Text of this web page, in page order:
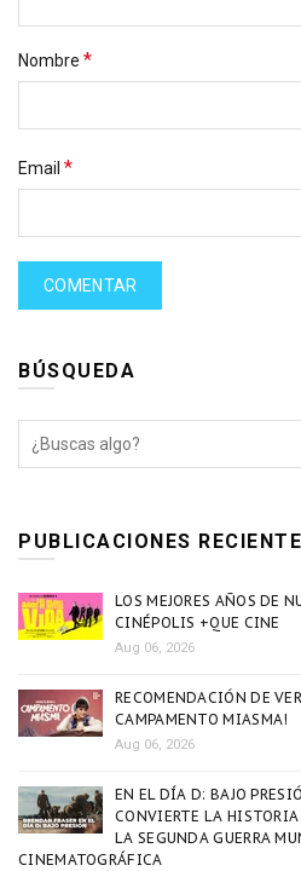
Nombre *
Email *
BÚSQUEDA
PUBLICACIONES
LOS MEJORES AÑOS DE
CINÉPOLIS +QUE CINE
Aug 06, 2026
RECOMENDACIÓN DE
CAMPAMENTO MIASMA!
Aug 06, 2026
EN EL DÍA D: BAJO
CONVIERTE LA
LA SEGUNDA GUERRA
CINEMATOGRÁFICA